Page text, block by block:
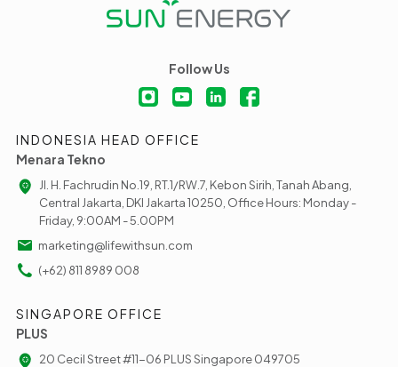
Follow Us
INDONESIA HEAD OFFICE
Menara Tekno
Jl. H. Fachrudin No.19, RT.1/RW.7, Kebon Sirih, Tanah Abang,
Central Jakarta, DKI Jakarta 10250, Office Hours: Monday -
Friday, 9:00AM - 5.00PM
marketing@lifewithsun.com
(+62) 811 8989 008
SINGAPORE OFFICE
PLUS
20 Cecil Street #11-06 PLUS Singapore 049705